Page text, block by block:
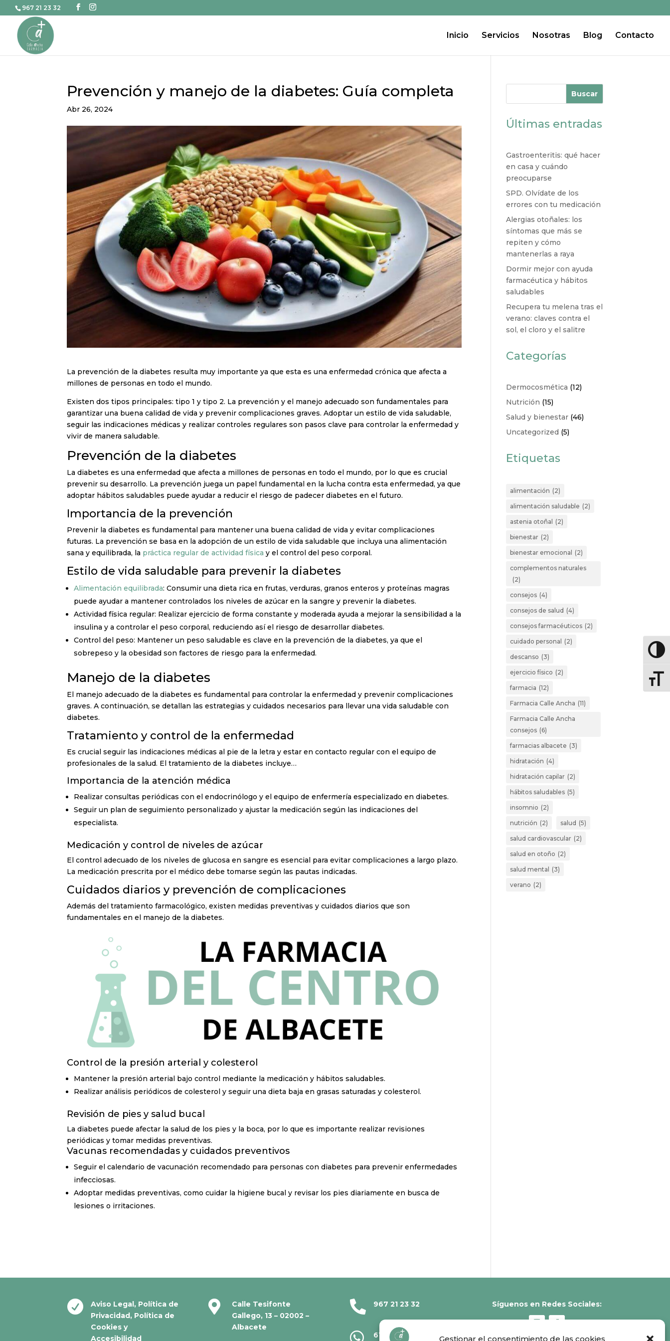
Gestionar el consentimiento de las cookies
967 21 23 32
Inicio Servicios Nosotras Blog Contacto
Prevención y manejo de la diabetes: Guía completa
Abr 26, 2024
La prevención de la diabetes resulta muy importante ya que esta es una enfermedad crónica que afecta a
millones de personas en todo el mundo.
Existen dos tipos principales: tipo 1 y tipo 2. La prevención y el manejo adecuado son fundamentales para
garantizar una buena calidad de vida y prevenir complicaciones graves. Adoptar un estilo de vida saludable,
seguir las indicaciones médicas y realizar controles regulares son pasos clave para controlar la enfermedad y
vivir de manera saludable.
Prevención de la diabetes
La diabetes es una enfermedad que afecta a millones de personas en todo el mundo, por lo que es crucial
prevenir su desarrollo. La prevención juega un papel fundamental en la lucha contra esta enfermedad, ya que
adoptar hábitos saludables puede ayudar a reducir el riesgo de padecer diabetes en el futuro.
Importancia de la prevención
Prevenir la diabetes es fundamental para mantener una buena calidad de vida y evitar complicaciones
futuras. La prevención se basa en la adopción de un estilo de vida saludable que incluya una alimentación
sana y equilibrada, la práctica regular de actividad física y el control del peso corporal.
Estilo de vida saludable para prevenir la diabetes
Alimentación equilibrada: Consumir una dieta rica en frutas, verduras, granos enteros y proteínas magras
puede ayudar a mantener controlados los niveles de azúcar en la sangre y prevenir la diabetes.
Actividad física regular: Realizar ejercicio de forma constante y moderada ayuda a mejorar la sensibilidad a la
insulina y a controlar el peso corporal, reduciendo así el riesgo de desarrollar diabetes.
Control del peso: Mantener un peso saludable es clave en la prevención de la diabetes, ya que el
sobrepeso y la obesidad son factores de riesgo para la enfermedad.
Manejo de la diabetes
El manejo adecuado de la diabetes es fundamental para controlar la enfermedad y prevenir complicaciones
graves. A continuación, se detallan las estrategias y cuidados necesarios para llevar una vida saludable con
diabetes.
Tratamiento y control de la enfermedad
Es crucial seguir las indicaciones médicas al pie de la letra y estar en contacto regular con el equipo de
profesionales de la salud. El tratamiento de la diabetes incluye…
Importancia de la atención médica
Realizar consultas periódicas con el endocrinólogo y el equipo de enfermería especializado en diabetes.
Seguir un plan de seguimiento personalizado y ajustar la medicación según las indicaciones del
especialista.
Medicación y control de niveles de azúcar
El control adecuado de los niveles de glucosa en sangre es esencial para evitar complicaciones a largo plazo.
La medicación prescrita por el médico debe tomarse según las pautas indicadas.
Cuidados diarios y prevención de complicaciones
Además del tratamiento farmacológico, existen medidas preventivas y cuidados diarios que son
fundamentales en el manejo de la diabetes.
Control de la presión arterial y colesterol
Mantener la presión arterial bajo control mediante la medicación y hábitos saludables.
Realizar análisis periódicos de colesterol y seguir una dieta baja en grasas saturadas y colesterol.
Revisión de pies y salud bucal
La diabetes puede afectar la salud de los pies y la boca, por lo que es importante realizar revisiones
periódicas y tomar medidas preventivas.
Vacunas recomendadas y cuidados preventivos
Seguir el calendario de vacunación recomendado para personas con diabetes para prevenir enfermedades
infecciosas.
Adoptar medidas preventivas, como cuidar la higiene bucal y revisar los pies diariamente en busca de
lesiones o irritaciones.
Buscar
Últimas entradas
Gastroenteritis: qué hacer
en casa y cuándo
preocuparse
SPD. Olvídate de los
errores con tu medicación
Alergias otoñales: los
síntomas que más se
repiten y cómo
mantenerlas a raya
Dormir mejor con ayuda
farmacéutica y hábitos
saludables
Recupera tu melena tras el
verano: claves contra el
sol, el cloro y el salitre
Categorías
Dermocosmética (12)
Nutrición (15)
Salud y bienestar (46)
Uncategorized (5)
Etiquetas
alimentación (2)
alimentación saludable (2)
astenia otoñal (2)
bienestar (2)
bienestar emocional (2)
complementos naturales
(2)
consejos (4)
consejos de salud (4)
consejos farmacéuticos (2)
cuidado personal (2)
descanso (3)
ejercicio físico (2)
farmacia (12)
Farmacia Calle Ancha (11)
Farmacia Calle Ancha
consejos (6)
farmacias albacete (3)
hidratación (4)
hidratación capilar (2)
hábitos saludables (5)
insomnio (2)
nutrición (2) salud (5)
salud cardiovascular (2)
salud en otoño (2)
salud mental (3)
verano (2)
 Aviso Legal, Política de
Privacidad, Política de
Cookies y
Accesibilidad

Calle Tesifonte
Gallego, 13 – 02002 –
Albacete
 967 21 23 32
 610 67 38 33
Síguenos en Redes Sociales: